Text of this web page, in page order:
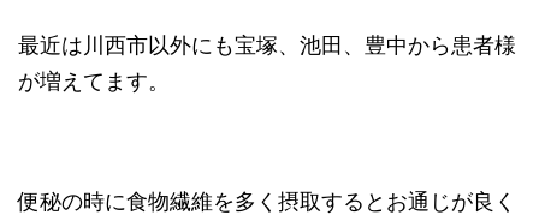
最近は川西市以外にも宝塚、池田、豊中から患者様
が増えてます。
便秘の時に食物繊維を多く摂取するとお通じが良く